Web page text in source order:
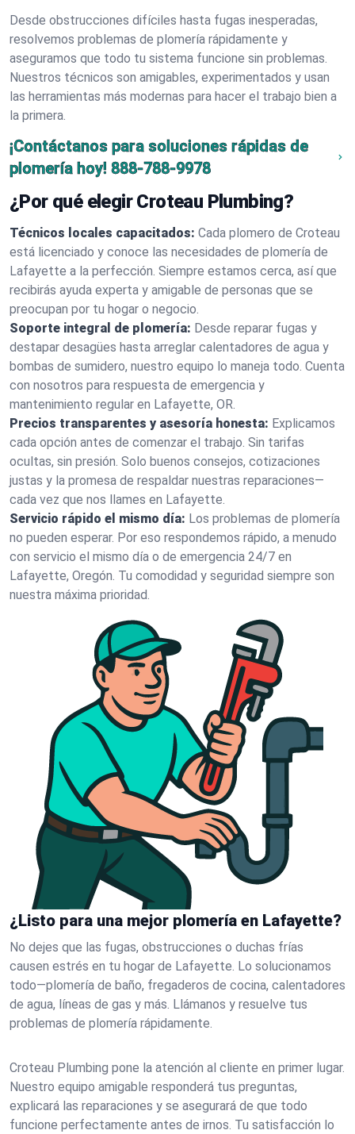
Desde obstrucciones difíciles hasta fugas inesperadas,
resolvemos problemas de plomería rápidamente y
aseguramos que todo tu sistema funcione sin problemas.
Nuestros técnicos son amigables, experimentados y usan
las herramientas más modernas para hacer el trabajo bien a
la primera.
¡Contáctanos para soluciones rápidas de
plomería hoy! 888-788-9978
¿Por qué elegir Croteau Plumbing?
Técnicos locales capacitados: Cada plomero de Croteau
está licenciado y conoce las necesidades de plomería de
Lafayette a la perfección. Siempre estamos cerca, así que
recibirás ayuda experta y amigable de personas que se
preocupan por tu hogar o negocio.
Soporte integral de plomería: Desde reparar fugas y
destapar desagües hasta arreglar calentadores de agua y
bombas de sumidero, nuestro equipo lo maneja todo. Cuenta
con nosotros para respuesta de emergencia y
mantenimiento regular en Lafayette, OR.
Precios transparentes y asesoría honesta: Explicamos
cada opción antes de comenzar el trabajo. Sin tarifas
ocultas, sin presión. Solo buenos consejos, cotizaciones
justas y la promesa de respaldar nuestras reparaciones—
cada vez que nos llames en Lafayette.
Servicio rápido el mismo día: Los problemas de plomería
no pueden esperar. Por eso respondemos rápido, a menudo
con servicio el mismo día o de emergencia 24/7 en
Lafayette, Oregón. Tu comodidad y seguridad siempre son
nuestra máxima prioridad.
¿Listo para una mejor plomería en Lafayette?
No dejes que las fugas, obstrucciones o duchas frías
causen estrés en tu hogar de Lafayette. Lo solucionamos
todo—plomería de baño, fregaderos de cocina, calentadores
de agua, líneas de gas y más. Llámanos y resuelve tus
problemas de plomería rápidamente.
Croteau Plumbing pone la atención al cliente en primer lugar.
Nuestro equipo amigable responderá tus preguntas,
explicará las reparaciones y se asegurará de que todo
funcione perfectamente antes de irnos. Tu satisfacción lo